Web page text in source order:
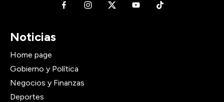
Noticias
Home page
Gobierno y Política
Negocios y Finanzas
Deportes